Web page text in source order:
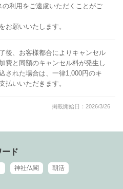
利用をご遠慮いただくことがご
お願いいたします。
後、お客様都合によりキャンセル
費と同額のキャンセル料が発生し
された場合は、一律1,000円のキ
払いいただきます。
掲載開始日：2026/3/26
ード
神社仏閣 朝活